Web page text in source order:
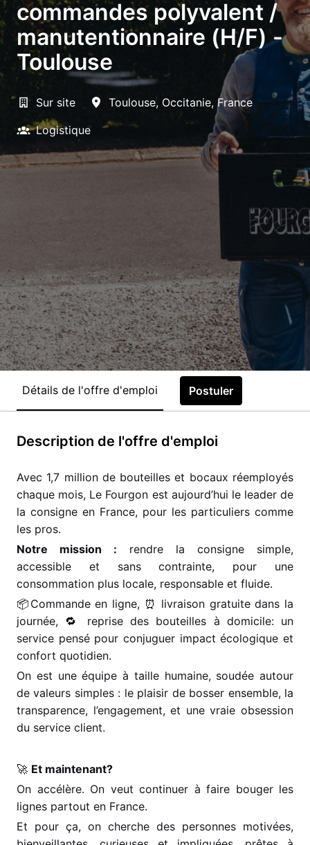
commandes polyvalent /
manutentionnaire (H/F) -
Toulouse
Sur site Toulouse, Occitanie, France
Logistique
Détails de l'offre d'emploi Postuler
Description de l'offre d'emploi
Avec 1,7 million de bouteilles et bocaux réemployés
chaque mois, Le Fourgon est aujourd’hui le leader de
la consigne en France, pour les particuliers comme
les pros.
Notre mission : rendre la consigne simple,
accessible et sans contrainte, pour une
consommation plus locale, responsable et fluide.
📦 Commande en ligne, ⏰ livraison gratuite dans la
journée, 🔁 reprise des bouteilles à domicile: un
service pensé pour conjuguer impact écologique et
confort quotidien.
On est une équipe à taille humaine, soudée autour
de valeurs simples : le plaisir de bosser ensemble, la
transparence, l’engagement, et une vraie obsession
du service client.
🚀 Et maintenant?
On accélère. On veut continuer à faire bouger les
lignes partout en France.
Et pour ça, on cherche des personnes motivées,